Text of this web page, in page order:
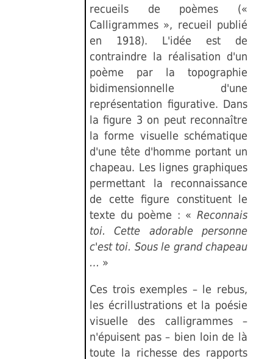
recueils de poèmes («
Calligrammes », recueil publié
en 1918). L'idée est de
contraindre la réalisation d'un
poème par la topographie
bidimensionnelle d'une
représentation figurative. Dans
la figure 3 on peut reconnaître
la forme visuelle schématique
d'une tête d'homme portant un
chapeau. Les lignes graphiques
permettant la reconnaissance
de cette figure constituent le
texte du poème : « Reconnais
toi. Cette adorable personne
c'est toi. Sous le grand chapeau
… »
Ces trois exemples – le rebus,
les écrillustrations et la poésie
visuelle des calligrammes –
n'épuisent pas – bien loin de là
toute la richesse des rapports